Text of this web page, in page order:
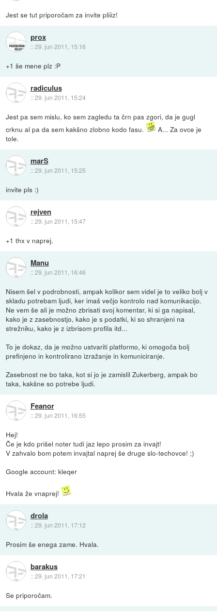
Jest se tut priporočam za invite pliiiz!
prox
::29. jun 2011, 15:16
+1 še mene plz :P
radiculus
::29. jun 2011, 15:24
Jest pa sem mislu, ko sem zagledu ta črn pas zgori, da je gugl
crknu al pa da sem kakšno zlobno kodo fasu.
A... Za ovce je
tole.
marS
::29. jun 2011, 15:25
invite pls :)
rejven
::29. jun 2011, 15:47
+1 thx v naprej.
Manu
::29. jun 2011, 16:46
Nisem šel v podrobnosti, ampak kolikor sem videl je to veliko bolj v
skladu potrebam ljudi, ker imaš večjo kontrolo nad komunikacijo.
Ne vem še ali je možno zbrisati svoj komentar, ki si ga napisal,
kako je z zasebnostjo, kako je s podatki, ki so shranjeni na
strežniku, kako je z izbrisom profila itd...
To je dokaz, da je možno ustvariti platformo, ki omogoča bolj
prefinjeno in kontrolirano izražanje in komuniciranje.
Zasebnost ne bo taka, kot si jo je zamislil Zukerberg, ampak bo
taka, kakšne so potrebe ljudi.
Feanor
::29. jun 2011, 16:55
Hej!
Če je kdo prišel noter tudi jaz lepo prosim za invajt!
V zahvalo bom potem invajtal naprej še druge slo-techovce! ;)
Google account: kleqer
Hvala že vnaprej!
drola
::29. jun 2011, 17:12
Prosim še enega zame. Hvala.
barakus
::29. jun 2011, 17:21
Se priporočam.